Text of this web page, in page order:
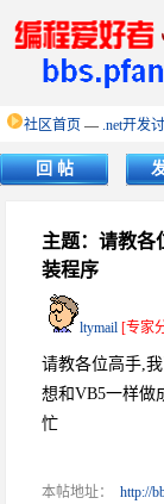
社区首页 — .net开发
回 帖
主题：请教各
装程序
ltymail [专家
请教各位高手,
想和VB5一样做
忙
本帖地址： http://